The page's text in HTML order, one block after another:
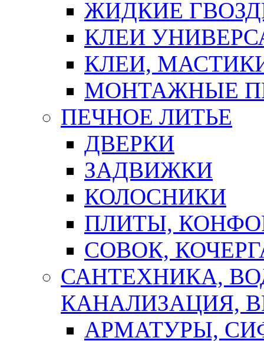
ЖИДКИЕ
КЛЕИ
КЛЕИ,
МОНТАЖНЫЕ
ПЕЧНОЕ ЛИТЬЕ
ДВЕРКИ
ЗАДВИЖКИ
КОЛОСНИКИ
ПЛИТЫ,
СОВОК,
САНТЕХНИКА,
КАНАЛИЗАЦИЯ,
АРМАТУРЫ,